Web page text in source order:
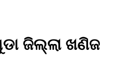
ଜିଲ୍ଲା ଖଣିଜ